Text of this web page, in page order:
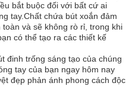
bắt buộc đối với bất cứ ai
tay.Chất chứa bút xoắn đảm
và sẽ không rò rỉ, trong khi
có thể tạo ra các thiết kế
đinh trống sáng tạo của chúng
tay của bạn ngay hôm nay
đẹp phản ánh phong cách độc